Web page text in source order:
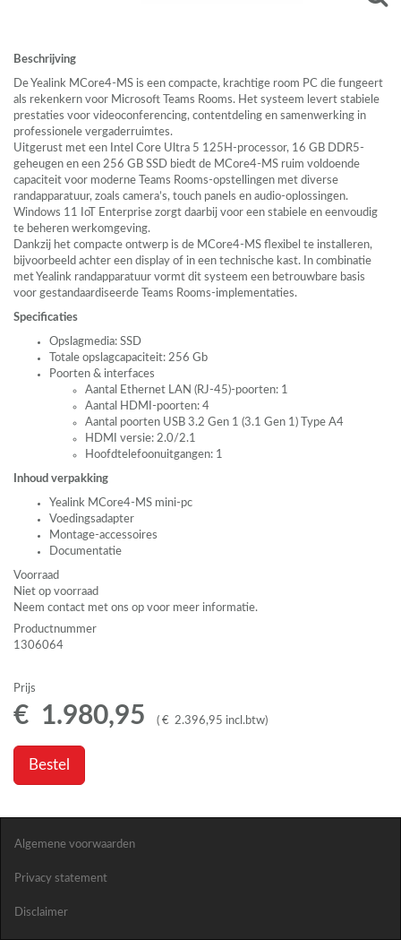
Beschrijving
De Yealink MCore4-MS is een compacte, krachtige room PC die fungeert
als rekenkern voor Microsoft Teams Rooms. Het systeem levert stabiele
prestaties voor videoconferencing, contentdeling en samenwerking in
professionele vergaderruimtes.
Uitgerust met een Intel Core Ultra 5 125H-processor, 16 GB DDR5-
geheugen en een 256 GB SSD biedt de MCore4-MS ruim voldoende
capaciteit voor moderne Teams Rooms-opstellingen met diverse
randapparatuur, zoals camera’s, touch panels en audio-oplossingen.
Windows 11 IoT Enterprise zorgt daarbij voor een stabiele en eenvoudig
te beheren werkomgeving.
Dankzij het compacte ontwerp is de MCore4-MS flexibel te installeren,
bijvoorbeeld achter een display of in een technische kast. In combinatie
met Yealink randapparatuur vormt dit systeem een betrouwbare basis
voor gestandaardiseerde Teams Rooms-implementaties.
Specificaties
Opslagmedia: SSD
Totale opslagcapaciteit: 256 Gb
Poorten & interfaces
Aantal Ethernet LAN (RJ-45)-poorten: 1
Aantal
HDMI -poorten: 4
Aantal poorten USB 3.2 Gen 1 (3.1 Gen 1) Type A4
HDMI
versie: 2.0/2.1
Hoofdtelefoonuitgangen: 1
Inhoud verpakking
Yealink MCore4-MS mini-pc
Voedingsadapter
Montage-accessoires
Documentatie
Voorraad
Niet op voorraad
Neem contact met ons op voor meer informatie.
Productnummer
1306064
Prijs
€ 1.980,95 ( € 2.396,95 incl.btw)
Bestel
Algemene voorwaarden
Privacy statement
Disclaimer